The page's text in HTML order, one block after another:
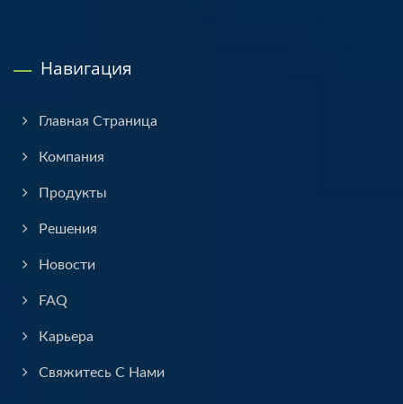
Навигация
Главная Страница
Компания
Продукты
Решения
Новости
FAQ
Карьера
Свяжитесь С Нами